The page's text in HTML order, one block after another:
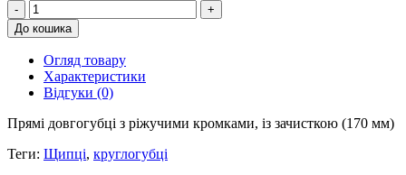
-
+
До кошика
Огляд товару
Характеристики
Відгуки (0)
Прямі довгогубці з ріжучими кромками, із зачисткою (170 мм)
Теги: Щипці, круглогубці